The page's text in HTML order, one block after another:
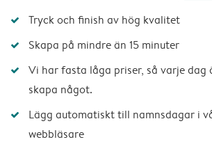
Tryck och finish av hög kvalitet
Skapa på mindre än 15 minuter
Vi har fasta låga priser, så varje
skapa något.
Lägg automatiskt till namnsdagar i
webbläsare